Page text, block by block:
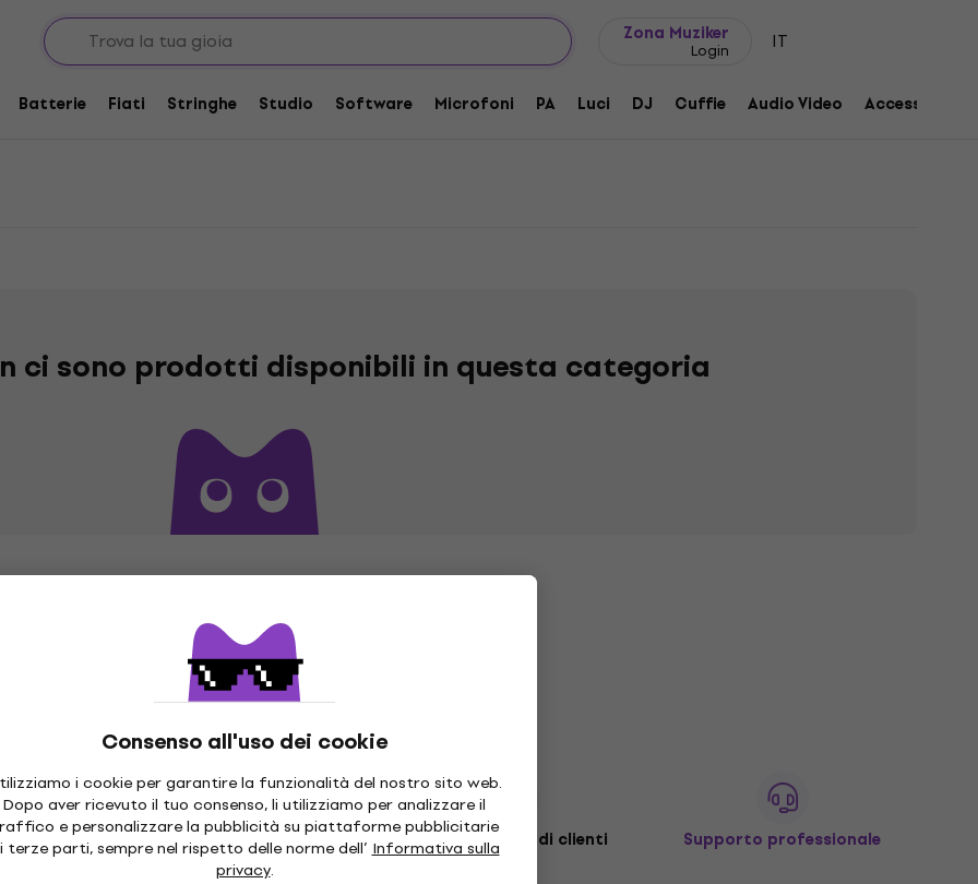
Zona Muziker
Login IT
Batterie Fiati Stringhe Studio Software Microfoni PA Luci DJ Cuffie Audio Video Accessori
Consenso all'uso dei cookie
i cookie per garantire la funzionalità del nostro sito web.
Dopo aver ricevuto il tuo consenso, li utilizziamo per analizzare il
e personalizzare la pubblicità su piattaforme pubblicitarie
terze parti, sempre nel rispetto delle norme dell’ Informativa sulla
privacy.
ci sono prodotti disponibili in questa categoria
giorni Spedizione Gratuitada 249 € Oltre 3 milioni di clienti Supporto professionale